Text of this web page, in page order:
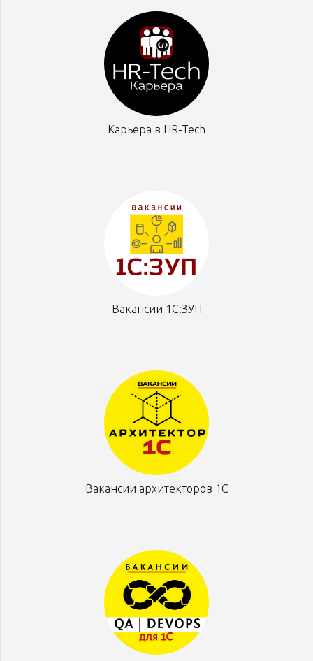
Карьера в HR-Tech
Вакансии 1С:ЗУП
Вакансии архитекторов 1С